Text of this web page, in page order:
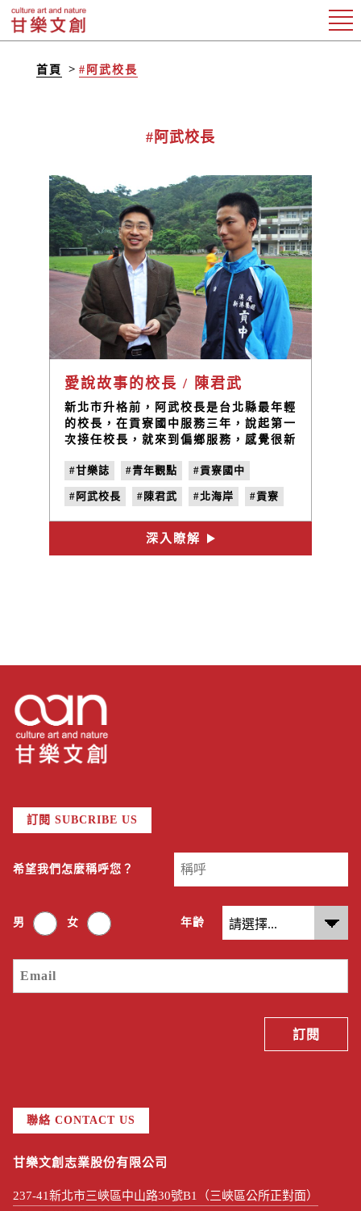
首頁 #阿武校長
#阿武校長
愛說故事的校長 / 陳君武
新北市升格前，阿武校長是台北縣最年輕
的校長，在貢寮國中服務三年，說起第一
次接任校長，就來到偏鄉服務，感覺很新
動夥伴、感動自己，若不能感動夥伴、說
服夥伴去完成學校的一個目標，那夥伴們
也不會心甘情願的去做。」阿武校長的故
事義涵很深遠，用自己人生經驗煥化成教
材，故事也有一種魅力。
#甘樂誌 #青年觀點 #貢寮國中
#阿武校長 #陳君武 #北海岸 #貢寮
#我們在貢寮 #no.17 #黑暗
深入瞭解
訂閱 SUBCRIBE US
希望我們怎麼稱呼您？
男 女 年齡
聯絡 CONTACT US
甘樂文創志業股份有限公司
237-41新北市三峽區中山路30號B1（三峽區公所正對面）